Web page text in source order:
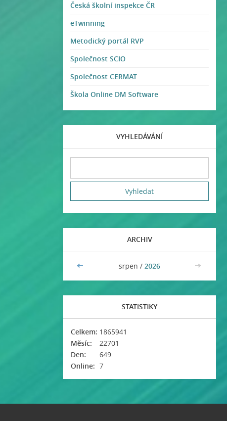
Česká školní inspekce ČR
eTwinning
Metodický portál RVP
Společnost SCIO
Společnost CERMAT
Škola Online DM Software
VYHLEDÁVÁNÍ
ARCHIV
<< srpen / 2026 >>
STATISTIKY
Online: 7
Celkem: 1865941
Měsíc:
22701
Den:
649